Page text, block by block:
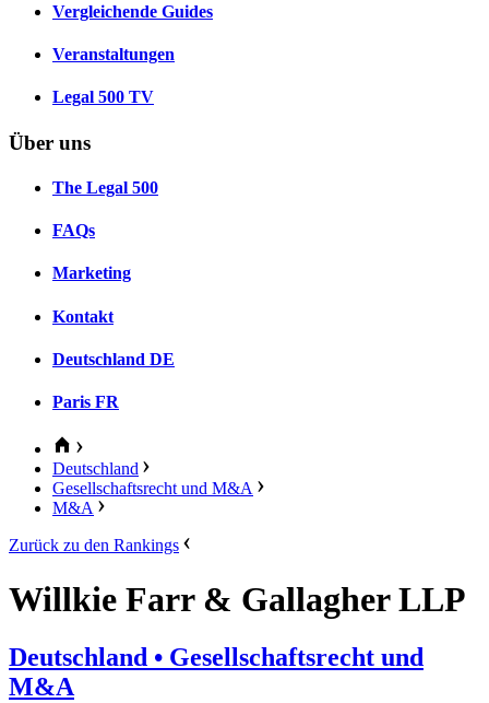
Vergleichende Guides
Veranstaltungen
Legal 500 TV
Über uns
The Legal 500
FAQs
Marketing
Kontakt
Deutschland DE
Paris FR
Deutschland
Gesellschaftsrecht und M&A
M&A
Zurück zu den Rankings
Willkie Farr & Gallagher LLP
Deutschland • Gesellschaftsrecht und
M&A